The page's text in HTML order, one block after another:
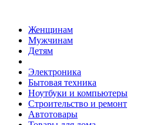
Женщинам
Мужчинам
Детям
Электроника
Бытовая техника
Ноутбуки и компьютеры
Строительство и ремонт
Автотовары